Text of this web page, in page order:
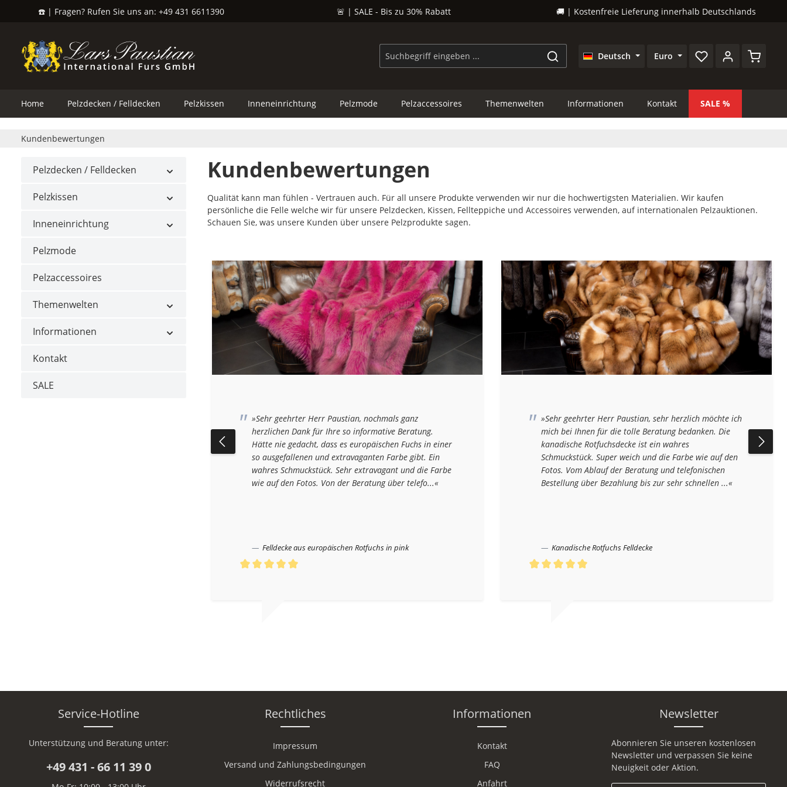
Zur Hauptnavigation springen
☎️ | Fragen? Rufen Sie uns an: +49 431 6611390 🚨 | SALE - Bis zu 30% Rabatt 🚚 | Kostenfreie Lieferung innerhalb Deutschlands
Deutsch Euro
Home Pelzdecken / Felldecken Pelzkissen Inneneinrichtung Pelzmode Pelzaccessoires Themenwelten Informationen Kontakt SALE
Kundenbewertungen
Pelzdecken / Felldecken
Pelzkissen
Inneneinrichtung
Pelzmode
Pelzaccessoires
Themenwelten
Informationen
Kontakt
SALE
Kundenbewertungen
Qualität kann man fühlen - Vertrauen auch. Für all unsere Produkte verwenden wir nur die hochwertigsten Materialien. Wir kaufen
persönliche die Felle welche wir für unsere Pelzdecken, Kissen, Fellteppiche und Accessoires verwenden, auf internationalen Pelzauktionen.
Schauen Sie, was unsere Kunden über unsere Pelzprodukte sagen.
»Sehr geehrter Herr Paustian, nochmals ganz
herzlichen Dank für Ihre so informative Beratung.
Hätte nie gedacht, dass es europäischen Fuchs in einer
so ausgefallenen und extravaganten Farbe gibt. Ein
wahres Schmuckstück. Sehr extravagant und die Farbe
wie auf den Fotos. Von der Beratung über telefo...«
Felldecke aus europäischen Rotfuchs in pink
»Sehr geehrter Herr Paustian, sehr herzlich möchte ich
mich bei Ihnen für die tolle Beratung bedanken. Die
kanadische Rotfuchsdecke ist ein wahres
Schmuckstück. Super weich und die Farbe wie auf den
Fotos. Vom Ablauf der Beratung und telefonischen
Bestellung über Bezahlung bis zur sehr schnellen ...«
Kanadische Rotfuchs Felldecke
Service-Hotline
Unterstützung und Beratung unter:
+49 431 - 66 11 39 0
Rechtliches
Impressum
Versand und Zahlungsbedingungen
Widerrufsrecht
Informationen
Kontakt
FAQ
Anfahrt
Newsletter
Abonnieren Sie unseren kostenlosen
Newsletter und verpassen Sie keine
Neuigkeit oder Aktion.